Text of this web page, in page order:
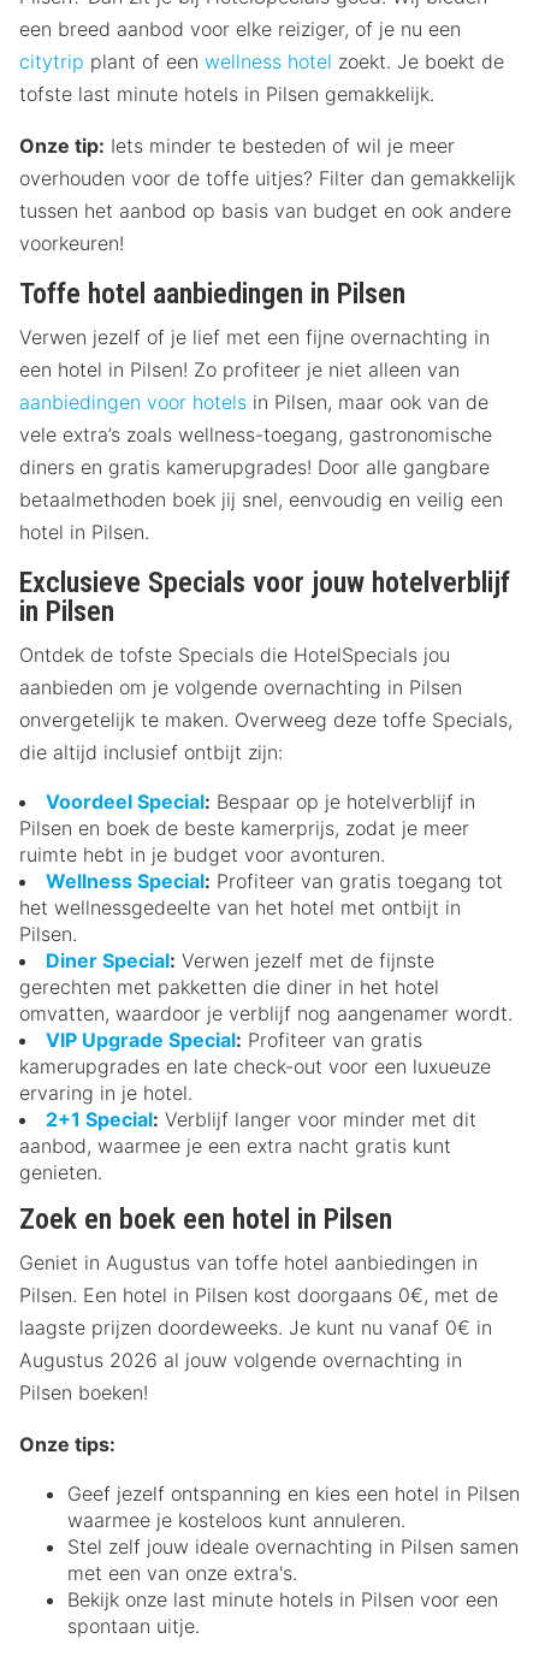
een breed aanbod voor elke reiziger, of je nu een
citytrip plant of een wellness hotel zoekt. Je boekt de
tofste last minute hotels in Pilsen gemakkelijk.
Onze tip: Iets minder te besteden of wil je meer
overhouden voor de toffe uitjes? Filter dan gemakkelijk
tussen het aanbod op basis van budget en ook andere
voorkeuren!
Toffe hotel aanbiedingen in Pilsen
Verwen jezelf of je lief met een fijne overnachting in
een hotel in Pilsen! Zo profiteer je niet alleen van
aanbiedingen voor hotels in Pilsen, maar ook van de
vele extra’s zoals wellness-toegang, gastronomische
diners en gratis kamerupgrades! Door alle gangbare
betaalmethoden boek jij snel, eenvoudig en veilig een
hotel in Pilsen.
Exclusieve Specials voor jouw hotelverblijf
in Pilsen
Ontdek de tofste Specials die HotelSpecials jou
aanbieden om je volgende overnachting in Pilsen
onvergetelijk te maken. Overweeg deze toffe Specials,
die altijd inclusief ontbijt zijn:
Voordeel Special: Bespaar op je hotelverblijf in
Pilsen en boek de beste kamerprijs, zodat je meer
ruimte hebt in je budget voor avonturen.
Wellness Special: Profiteer van gratis toegang tot
het wellnessgedeelte van het hotel met ontbijt in
Pilsen.
Diner Special: Verwen jezelf met de fijnste
gerechten met pakketten die diner in het hotel
omvatten, waardoor je verblijf nog aangenamer wordt.
VIP Upgrade Special: Profiteer van gratis
kamerupgrades en late check-out voor een luxueuze
ervaring in je hotel.
2+1 Special: Verblijf langer voor minder met dit
aanbod, waarmee je een extra nacht gratis kunt
genieten.
Zoek en boek een hotel in Pilsen
Geniet in Augustus van toffe hotel aanbiedingen in
Pilsen. Een hotel in Pilsen kost doorgaans 0€, met de
laagste prijzen doordeweeks. Je kunt nu vanaf 0€ in
Augustus 2026 al jouw volgende overnachting in
Pilsen boeken!
Onze tips:
Geef jezelf ontspanning en kies een hotel in Pilsen
waarmee je kosteloos kunt annuleren.
Stel zelf jouw ideale overnachting in Pilsen samen
met een van onze extra's.
Bekijk onze last minute hotels in Pilsen voor een
spontaan uitje.